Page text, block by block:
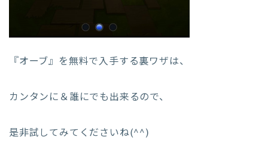
『オーブ』を無料で入手する裏ワザは、
カンタンに＆誰にでも出来るので、
是非試してみてくださいね(^^)